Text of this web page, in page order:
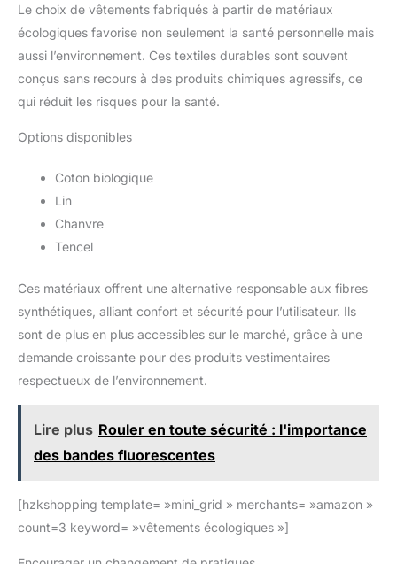
Le choix de vêtements fabriqués à partir de matériaux
écologiques favorise non seulement la santé personnelle mais
aussi l’environnement. Ces textiles durables sont souvent
conçus sans recours à des produits chimiques agressifs, ce
qui réduit les risques pour la santé.
Options disponibles
Coton biologique
Lin
Chanvre
Tencel
Ces matériaux offrent une alternative responsable aux fibres
synthétiques, alliant confort et sécurité pour l’utilisateur. Ils
sont de plus en plus accessibles sur le marché, grâce à une
demande croissante pour des produits vestimentaires
respectueux de l’environnement.
Lire plus Rouler en toute sécurité : l'importance
des bandes fluorescentes
[hzkshopping template= »mini_grid » merchants= »amazon »
count=3 keyword= »vêtements écologiques »]